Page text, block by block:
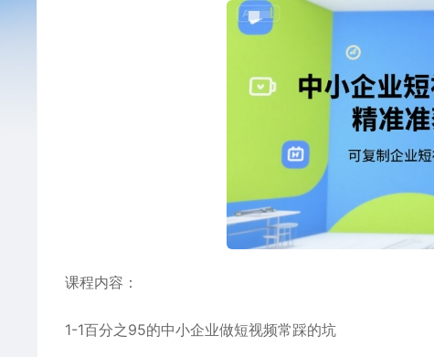
课程内容：
1-1百分之95的中小企业做短视频常踩的坑